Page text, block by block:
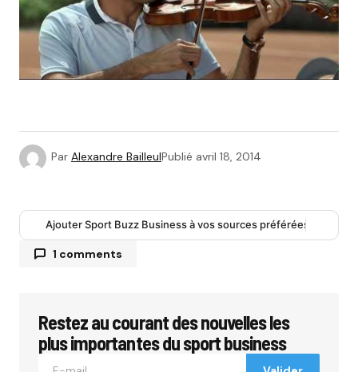
Par Alexandre BailleulPublié avril 18, 2014
Ajouter Sport Buzz Business à vos sources préférées
1 comments
Votre adresse e-mail ne sera pas publiée.Les
champs obligatoires sont indiqués avec*
Restez au courant des nouvelles les
plus importantes du sport business